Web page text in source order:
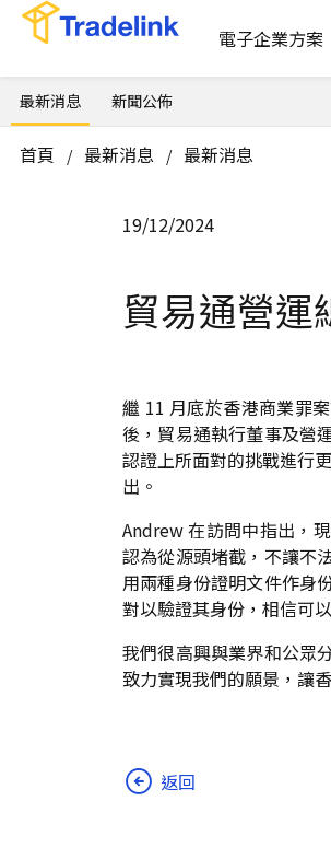
電子企業方案
最新消息 新聞公佈
首頁 / 最新消息 / 最新消息
19/12/2024
貿易通營運
繼 11 月底於香港商業罪
後，貿易通執行董事及營
認證上所面對的挑戰進行
出。
Andrew 在訪問中指出，
認為從源頭堵截，不讓不
用兩種身份證明文件作身
對以驗證其身份，相信可
我們很高興與業界和公眾
致力實現我們的願景，讓
返回